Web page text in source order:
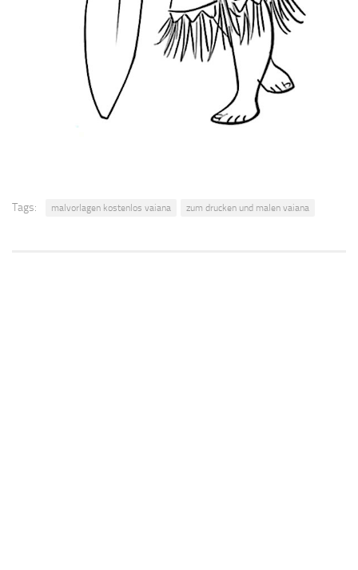
Tags: malvorlagen kostenlos vaiana zum drucken und malen vaiana